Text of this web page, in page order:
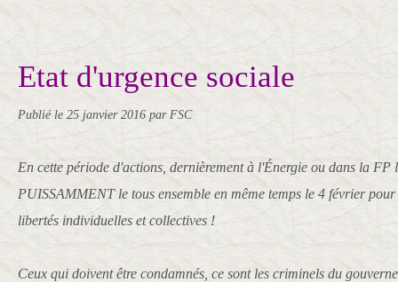
Etat d'urgence sociale
Publié le 25 janvier 2016 par FSC
En cette période d'actions, dernièrement à l'Énergie ou dans la FP
PUISSAMMENT le tous ensemble en même temps le 4 février pour
libertés individuelles et collectives !
Ceux qui doivent être condamnés, ce sont les criminels du